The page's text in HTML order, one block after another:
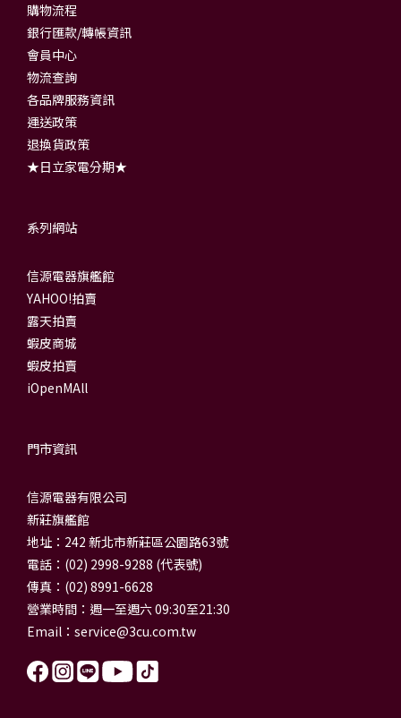
購物流程
銀行匯款/轉帳資訊
會員中心
物流查詢
各品牌服務資訊
運送政策
退換貨政策
★日立家電分期★
系列網站
信源電器旗艦館
YAHOO!拍賣
露天拍賣
蝦皮商城
蝦皮拍賣
iOpenMAll
門市資訊
信源電器有限公司
新莊旗艦館
地址：242 新北市新莊區公園路63號
電話：(02) 2998-9288 (代表號)
傳真：(02) 8991-6628
營業時間：週一至週六 09:30至21:30
Email： service@3cu.com.tw